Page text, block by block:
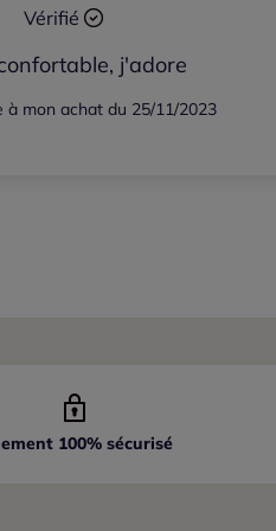
Vérifié
j'adore
à mon achat du 25/11/2023
100% sécurisé